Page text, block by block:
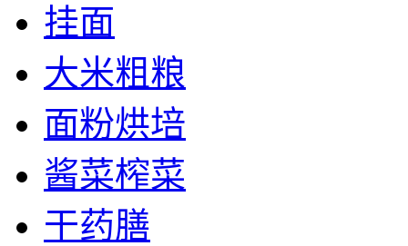
挂面
大米粗粮
面粉烘培
酱菜榨菜
干药膳